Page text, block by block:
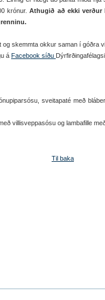
krónur.Athugið að ekki
skemmta okkur saman í góðra
á Facebook síðu
sveitapaté með
villisveppasósu og lambafille
Til baka